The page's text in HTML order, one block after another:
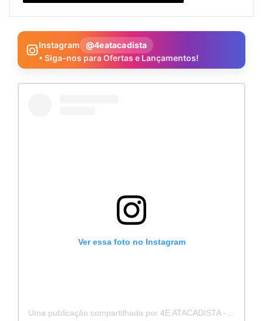
Instagram
@4eatacadista
• Siga-nos para Ofertas e Lançamentos!
Ver essa foto no Instagram